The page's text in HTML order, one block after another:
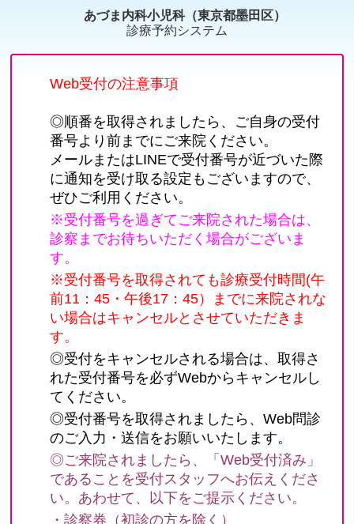
あづま内科小児科（東京都墨田区）
診療予約システム